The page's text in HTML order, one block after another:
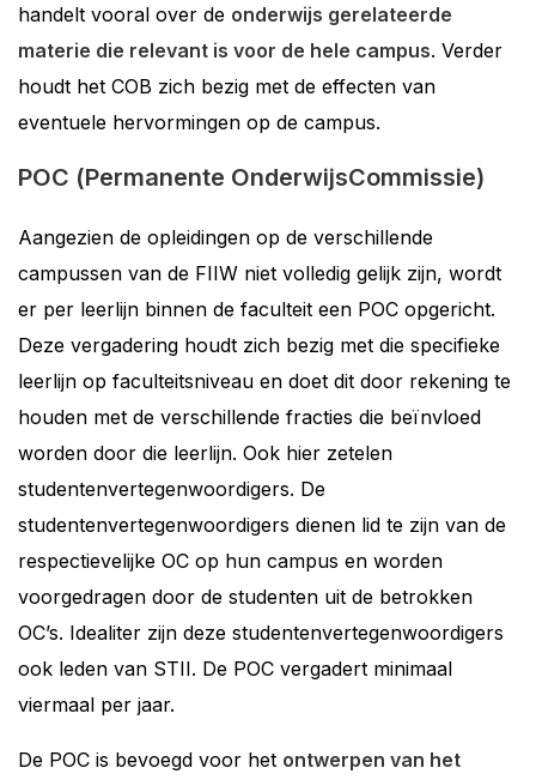
handelt vooral over de onderwijs gerelateerde
materie die relevant is voor de hele campus. Verder
houdt het COB zich bezig met de effecten van
eventuele hervormingen op de campus.
POC (Permanente OnderwijsCommissie)
Aangezien de opleidingen op de verschillende
campussen van de FIIW niet volledig gelijk zijn, wordt
er per leerlijn binnen de faculteit een POC opgericht.
Deze vergadering houdt zich bezig met die specifieke
leerlijn op faculteitsniveau en doet dit door rekening te
houden met de verschillende fracties die beïnvloed
worden door die leerlijn. Ook hier zetelen
studentenvertegenwoordigers. De
studentenvertegenwoordigers dienen lid te zijn van de
respectievelijke OC op hun campus en worden
voorgedragen door de studenten uit de betrokken
OC’s. Idealiter zijn deze studentenvertegenwoordigers
ook leden van STII. De POC vergadert minimaal
viermaal per jaar.
De POC is bevoegd voor het ontwerpen van het